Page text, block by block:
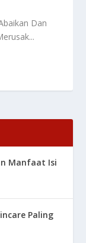
Dan
Manfaat Isi
Paling